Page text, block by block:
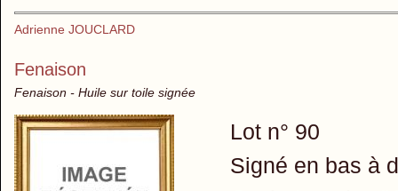
Adrienne JOUCLARD
Fenaison
Fenaison - Huile sur toile signée
Lot n° 90
Signé en bas à